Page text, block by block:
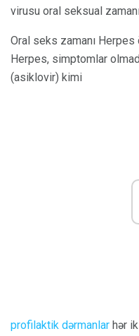
virusu oral seksual
Oral seks zamanı
Herpes, simptomlar
(asiklovir) kimi
profilaktik dərmanlar hər